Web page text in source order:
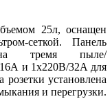
25л, оснащен
сеткой. Панель
тремя пыле/
и 1х220В/32А для
установлена
и перегрузки.